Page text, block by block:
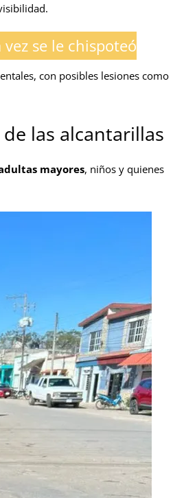
se le chispoteó
con posibles lesiones como
las alcantarillas
mayores, niños y quienes